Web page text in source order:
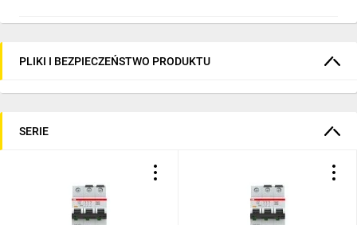
PLIKI I BEZPIECZEŃSTWO PRODUKTU
SERIE